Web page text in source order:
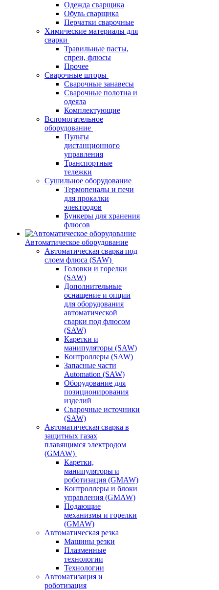
Одежда сварщика
Обувь сварщика
Перчатки сварочные
Химические материалы для
сварки
Травильные пасты,
спреи, флюсы
Прочее
Сварочные шторы
Сварочные занавесы
Сварочные полотна и
одеяла
Комплектующие
Вспомогательное
оборудование
Пульты
дистанционного
управления
Транспортные
тележки
Сушильное оборудование
Термопеналы и печи
для прокалки
электродов
Бункеры для хранения
флюсов
Автоматическое оборудование
Автоматическая сварка под
слоем флюса (SAW)
Головки и горелки
(SAW)
Дополнительные
оснащение и опции
для оборудования
автоматической
сварки под флюсом
(SAW)
Каретки и
манипуляторы (SAW)
Контроллеры (SAW)
Запасные части
Automation (SAW)
Оборудование для
позиционирования
изделий
Сварочные источники
(SAW)
Автоматическая сварка в
защитных газах
плавящимся электродом
(GMAW)
Каретки,
манипуляторы и
роботизация (GMAW)
Контроллеры и блоки
управления (GMAW)
Подающие
механизмы и горелки
(GMAW)
Автоматическая резка
Машины резки
Плазменные
технологии
Технологии
Автоматизация и
роботизация